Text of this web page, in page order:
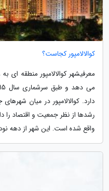
کوالالامپور کجاست؟
دارد. کوالالامپور در میان
رشدها از نظر جمعیت و اقتصاد را
واقع شده است. این شهر از دهه